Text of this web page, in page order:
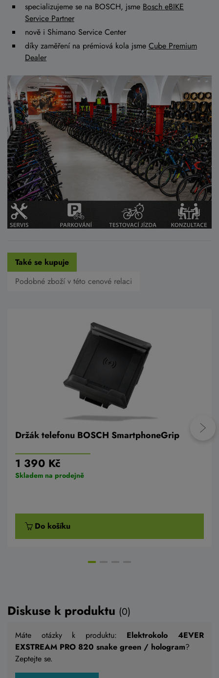
specializujeme se na BOSCH, jsme Bosch eBIKE
Service Partner
nově i Shimano Service Center
díky zaměření na prémiová kola jsme Cube Premium
Dealer
Také se kupuje
Podobné zboží v této cenové relaci
Držák telefonu BOSCH SmartphoneGrip
1 390 Kč
Skladem na prodejně
Do košíku
Diskuse k produktu (0)
Máte otázky k produktu: Elektrokolo 4EVER
EXSTREAM PRO 820 snake green / hologram?
Zeptejte se.